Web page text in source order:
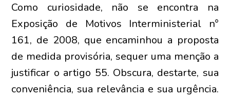
Como curiosidade, não se encontra na
Exposição de Motivos Interministerial n°
161, de 2008, que encaminhou a proposta
de medida provisória, sequer uma menção a
justificar o artigo 55. Obscura, destarte, sua
conveniência, sua relevância e sua urgência.